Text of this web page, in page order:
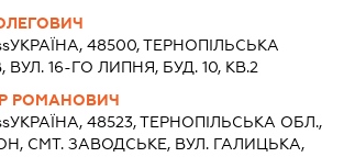
УКРАЇНА, 48500, ТЕРНОПIЛЬСЬКА
16-ГО ЛИПНЯ, БУД. 10, КВ.2
РОМАНОВИЧ
УКРАЇНА, 48523, ТЕРНОПIЛЬСЬКА ОБЛ.,
СМТ. ЗАВОДСЬКЕ, ВУЛ. ГАЛИЦЬКА,